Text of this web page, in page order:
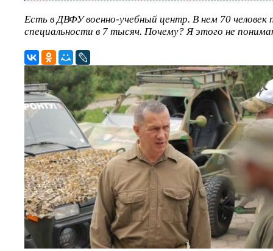
Есть в ДВФУ военно-учебный центр. В нем 70 человек
специальности в 7 тысяч. Почему? Я этого не